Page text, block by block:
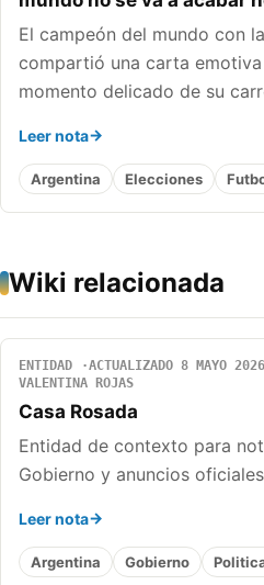
El campeón del mundo con
compartió una carta
momento delicado de su
Leer nota
Argentina Elecciones
Wiki relacionada
ENTIDAD ACTUALIZADO 8 MAYO 2026
VALENTINA ROJAS
Casa Rosada
Entidad de contexto para
Gobierno y anuncios
Leer nota
Argentina Gobierno